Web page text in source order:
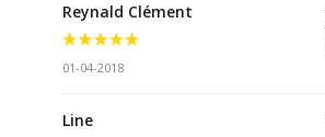
Reynald Clément
01-04-2018
Line